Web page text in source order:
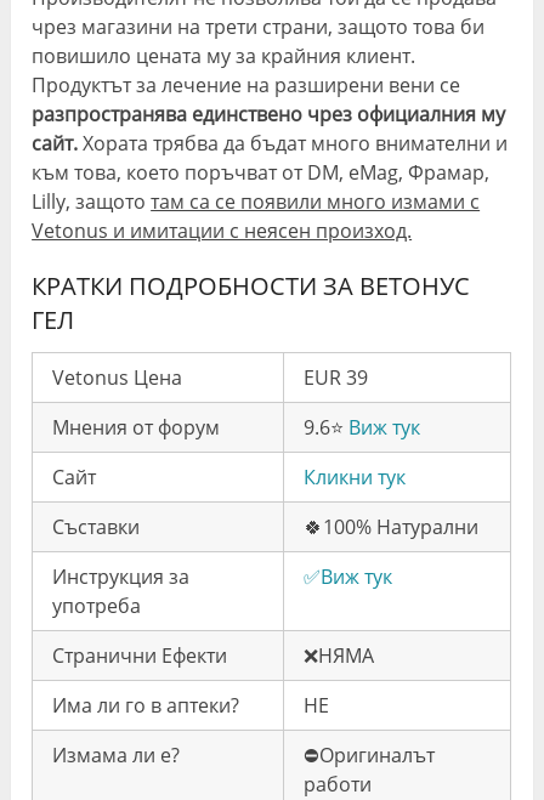
чрез магазини на трети страни, защото това би
повишило цената му за крайния клиент.
Продуктът за лечение на разширени вени се
разпространява единствено чрез официалния му
сайт.Хората трябва да бъдат много внимателни и
към това, което поръчват отDM, eMag, Фрамар,
Lilly, защототам са се появили много измами с
Vetonus и имитации с неясен произход.
КРАТКИ ПОДРОБНОСТИ ЗА ВЕТОНУС
ГЕЛ
Vetonus Цена
EUR 39
Мнения от форум
9.6⭐️ Виж тук
Сайт
Кликни тук
Съставки
🍀100% Натурални
Инструкция за
употреба
✅Виж тук
Странични Ефекти
❌НЯМА
Има ли го в аптеки?
НЕ
Измама ли е?
⛔️Оригиналът
работи